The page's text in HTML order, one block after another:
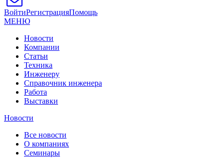
ВойтиРегистрацияПомощь
МЕНЮ
Новости
Компании
Статьи
Техника
Инженеру
Справочник инженера
Работа
Выставки
Новости
Все новости
О компаниях
Семинары